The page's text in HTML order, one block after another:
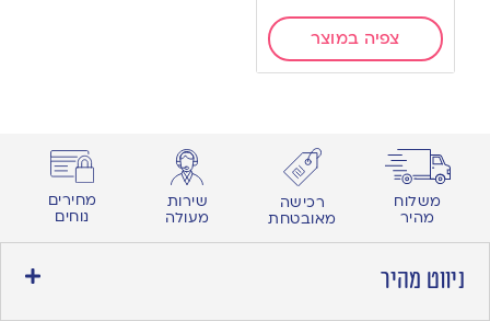
צפיה במוצר
משלוח
מהיר
רכישה
מאובטחת
שירות
מעולה
מחירים
נוחים
ניווט מהיר